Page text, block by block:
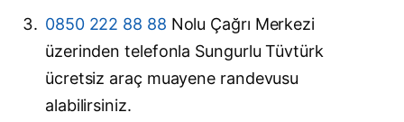
0850 222 88 88 Nolu Çağrı Merkezi
üzerinden telefonla Sungurlu Tüvtürk
ücretsiz araç muayene randevusu
alabilirsiniz.